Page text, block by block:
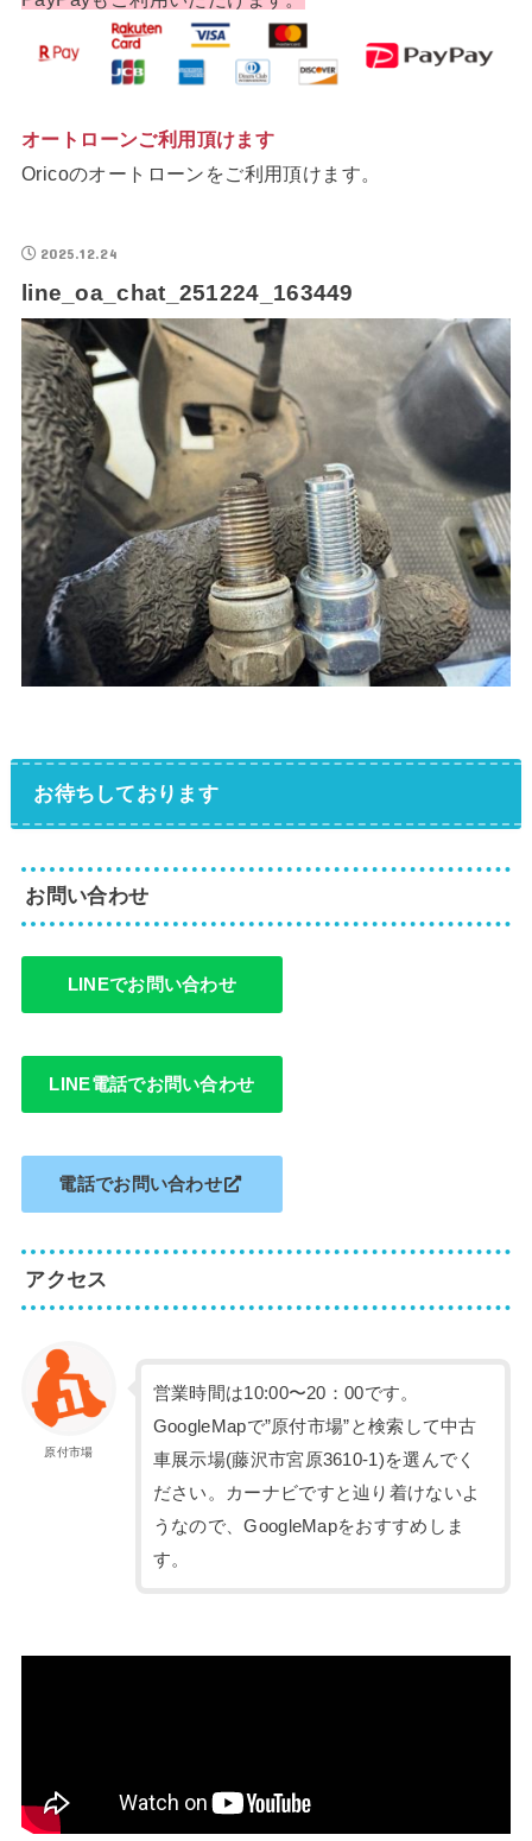
オートローンご利用頂けます
Oricoのオートローンをご利用頂けます。
2025.12.24
line_oa_chat_251224_163449
お待ちしております
お問い合わせ
LINEでお問い合わせ
LINE電話でお問い合わせ
電話でお問い合わせ
アクセス
原付市場
営業時間は10:00〜20：00です。
GoogleMapで”原付市場”と検索して中古
車展示場(藤沢市宮原3610-1)を選んでく
ださい。カーナビですと辿り着けないよ
うなので、GoogleMapをおすすめしま
す。